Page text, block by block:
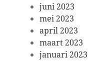
juni 2023
mei 2023
april 2023
maart 2023
januari 2023